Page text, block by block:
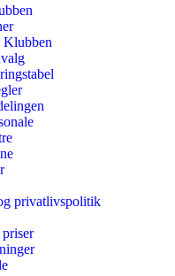
Klubben
privatlivspolitik